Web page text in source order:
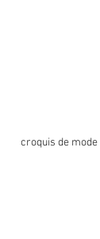
croquis de